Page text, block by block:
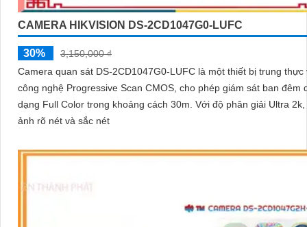
CAMERA HIKVISION DS-2CD1047G0-LUFC
30%
3,150,000 ₫
Camera quan sát DS-2CD1047G0-LUFC là một thiết bị trung thực
công nghệ Progressive Scan CMOS, cho phép giám sát ban đêm
dạng Full Color trong khoảng cách 30m. Với độ phân giải Ultra 2k, hình
ảnh rõ nét và sắc nét